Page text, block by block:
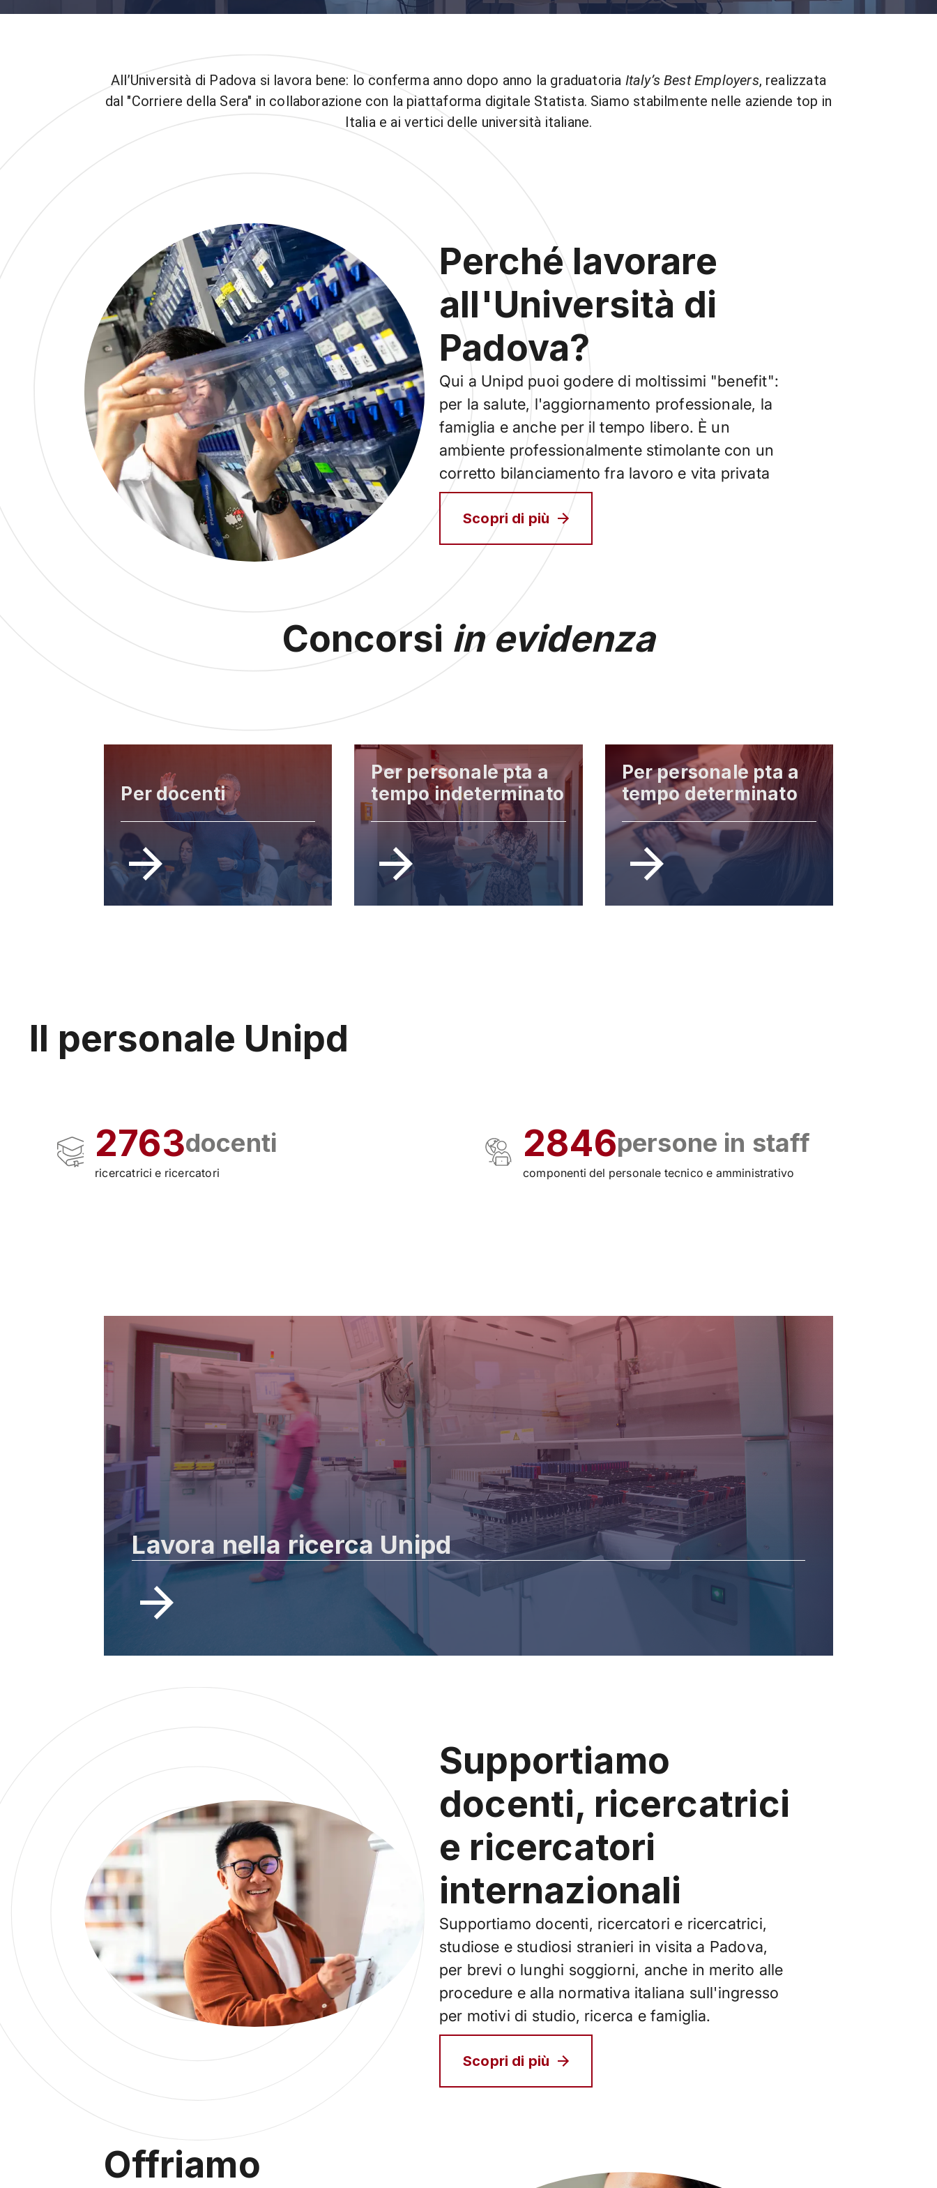
All’Università di Padova si lavora bene: lo conferma anno dopo anno la graduatoria Italy’s Best Employers, realizzata
dal "Corriere della Sera" in collaborazione con la piattaforma digitale Statista. Siamo stabilmente nelle aziende top in
Italia e ai vertici delle università italiane.
Perché lavorare
all'Università di
Padova?
Qui a Unipd puoi godere di moltissimi "benefit":
per la salute, l'aggiornamento professionale, la
famiglia e anche per il tempo libero. È un
ambiente professionalmente stimolante con un
corretto bilanciamento fra lavoro e vita privata
Scopri di più
Concorsi in evidenza
Per docenti
Per personale pta a
tempo indeterminato
Per personale pta a
tempo determinato
Il personale Unipd
2763docenti
ricercatrici e ricercatori
2846persone in staff
componenti del personale tecnico e amministrativo
Lavora nella ricerca Unipd
Supportiamo
docenti, ricercatrici
e ricercatori
internazionali
Supportiamo docenti, ricercatori e ricercatrici,
studiose e studiosi stranieri in visita a Padova,
per brevi o lunghi soggiorni, anche in merito alle
procedure e alla normativa italiana sull'ingresso
per motivi di studio, ricerca e famiglia.
Scopri di più
Offriamo